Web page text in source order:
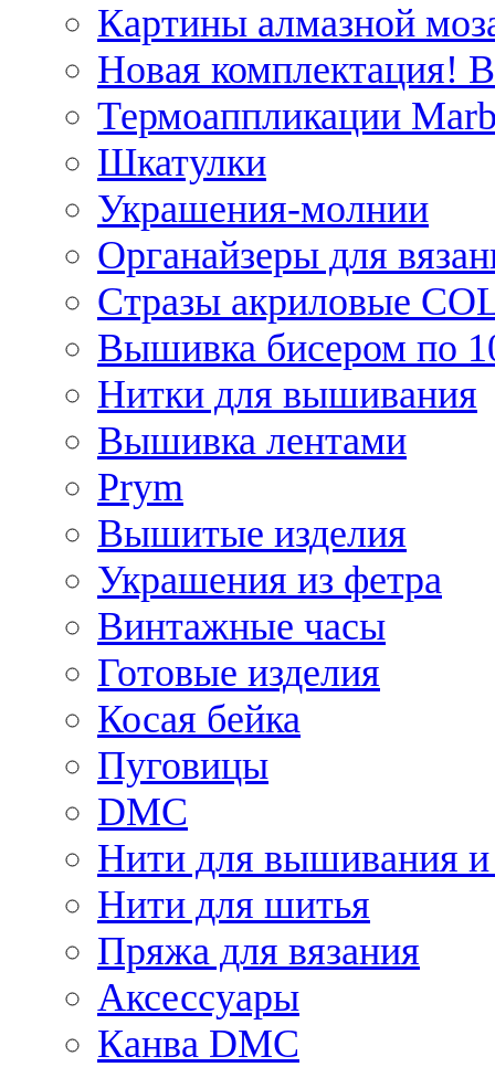
Картины алмазной
Новая комплектация!
Термоаппликации
Шкатулки
Украшения-молнии
Органайзеры для
Стразы акриловые
Вышивка бисером по
Нитки для вышивания
Вышивка лентами
Prym
Вышитые изделия
Украшения из фетра
Винтажные часы
Готовые изделия
Косая бейка
Пуговицы
DMC
Нити для вышивания и
Нити для шитья
Пряжа для вязания
Аксессуары
Канва DMC